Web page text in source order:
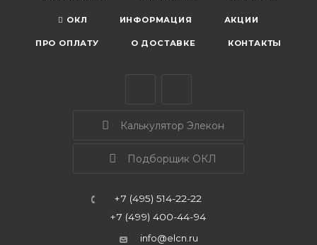
ОКЛ ИНФОРМАЦИЯ АКЦИИ
ПРО ОПЛАТУ О ДОСТАВКЕ КОНТАКТЫ
Калькулятор Элекон
Подборщик ОКЛ
+7 (495) 514-22-22
+7 (499) 400-44-94
info@elcn.ru